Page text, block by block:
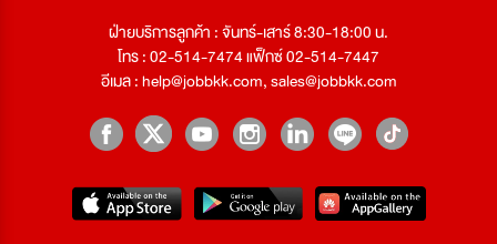
ฝ่ายบริการลูกค้า : จันทร์-เสาร์ 8:30-18:00 น.
โทร : 02-514-7474 แฟ็กซ์ 02-514-7447
อีเมล :help@jobbkk.com,sales@jobbkk.com